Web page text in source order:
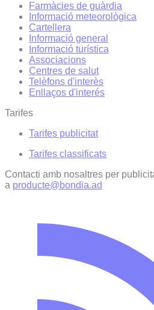
Farmàcies de guàrdia
Informació meteorològica
Cartellera
Informació general
Informació turística
Associacions
Centres de salut
Telèfons d'interès
Enllaços d'interés
Tarifes
Tarifes publicitat
Tarifes classificats
Contacti amb nosaltres per
a producte@bondia.ad